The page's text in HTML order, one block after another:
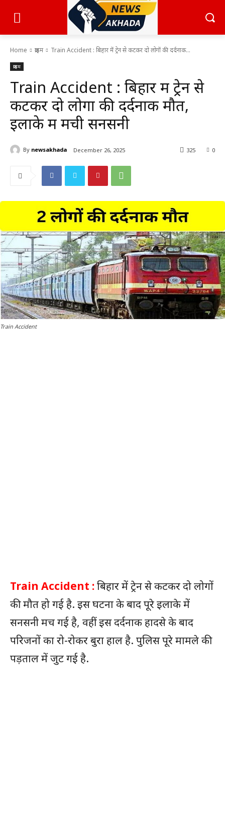
Home क्राइम Train Accident : बिहार में ट्रेन से कटकर दो लोगों की दर्दनाक...
क्राइम
Train Accident : बिहार में ट्रेन से
कटकर दो लोगों की दर्दनाक मौत,
इलाके में मची सनसनी
By newsakhada December 26, 2025 0
325
Train Accident
Train Accident :बिहार में ट्रेन से कटकर दो लोगों
की मौत हो गई है. इस घटना के बाद पूरे इलाके में
सनसनी मच गई है, वहीं इस दर्दनाक हादसे के बाद
परिजनों का रो-रोकर बुरा हाल है. पुलिस पूरे मामले की
पड़ताल में जुट गई है.